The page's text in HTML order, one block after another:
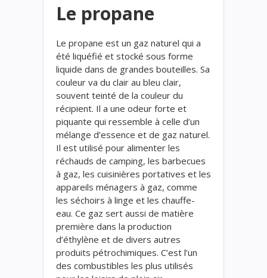
Le propane
Le propane est un gaz naturel qui a
été liquéfié et stocké sous forme
liquide dans de grandes bouteilles. Sa
couleur va du clair au bleu clair,
souvent teinté de la couleur du
récipient. Il a une odeur forte et
piquante qui ressemble à celle d’un
mélange d’essence et de gaz naturel.
Il est utilisé pour alimenter les
réchauds de camping, les barbecues
à gaz, les cuisinières portatives et les
appareils ménagers à gaz, comme
les séchoirs à linge et les chauffe-
eau. Ce gaz sert aussi de matière
première dans la production
d’éthylène et de divers autres
produits pétrochimiques. C’est l’un
des combustibles les plus utilisés